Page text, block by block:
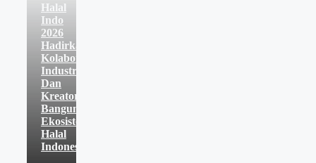
Halal
Indo
2026
Hadirkan
Kolaborasi
Industri
Dan
Kreator
Bangun
Ekosistem
Halal
Indonesia